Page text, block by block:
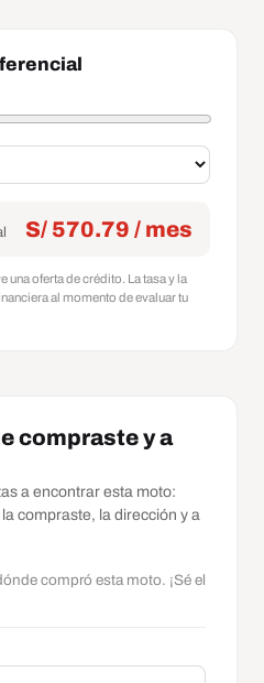
S/ 570.79 / mes
una oferta de crédito. La tasa y la
al momento de evaluar tu
compraste y a
a encontrar esta moto:
compraste, la dirección y a
compró esta moto. ¡Sé el